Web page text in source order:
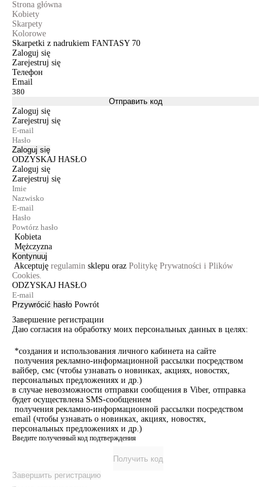
Strona główna
Kobiety
Skarpety
Kolorowe
Skarpetki z nadrukiem FANTASY 70
Zaloguj się
Zarejestruj się
Телефон
Email
Отправить код
Zaloguj się
Zarejestruj się
Zaloguj się
ODZYSKAJ HASŁO
Zaloguj się
Zarejestruj się
Kobieta
Mężczyzna
Kontynuuj
Akceptuję regulamin sklepu oraz Politykę Prywatności i Plików
Cookies.
ODZYSKAJ HASŁO
Przywrócić hasło Powrót
Завершение регистрации
Даю согласия на обработку моих персональных данных в целях:
*создания и использования личного кабинета на сайте
получения рекламно-информационной рассылки посредством
вайбер, смс (чтобы узнавать о новинках, акциях, новостях,
персональных предложениях и др.)
в случае невозможности отправки сообщения в Viber, отправка
будет осуществлена SMS-сообщением
получения рекламно-информационной рассылки посредством
email (чтобы узнавать о новинках, акциях, новостях,
персональных предложениях и др.)
Введите полученный код подтверждения
Получить код
Завершить регистрацию